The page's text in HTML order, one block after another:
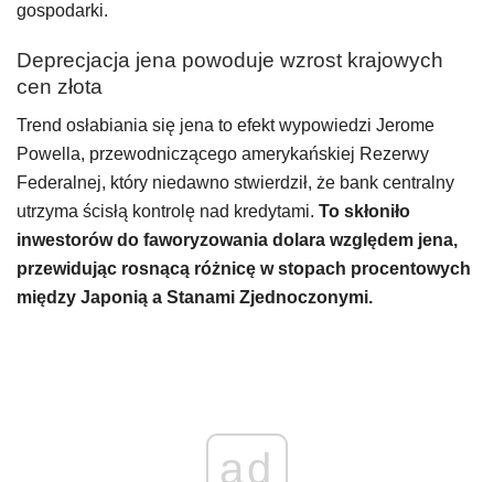
gospodarki.
Deprecjacja jena powoduje wzrost krajowych
cen złota
Trend osłabiania się jena to efekt wypowiedzi Jerome
Powella, przewodniczącego amerykańskiej Rezerwy
Federalnej, który niedawno stwierdził, że bank centralny
utrzyma ścisłą kontrolę nad kredytami. To skłoniło
inwestorów do faworyzowania dolara względem jena,
przewidując rosnącą różnicę w stopach procentowych
między Japonią a Stanami Zjednoczonymi.
ad